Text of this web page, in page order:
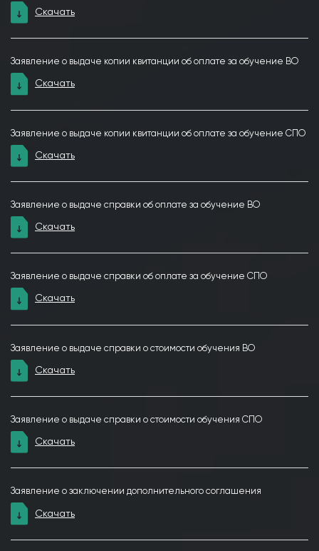
Скачать
Заявление о выдаче копии квитанции об оплате за обучение ВО
Скачать
Заявление о выдаче копии квитанции об оплате за обучение СПО
Скачать
Заявление о выдаче справки об оплате за обучение ВО
Скачать
Заявление о выдаче справки об оплате за обучение СПО
Скачать
Заявление о выдаче справки о стоимости обучения ВО
Скачать
Заявление о выдаче справки о стоимости обучения СПО
Скачать
Заявление о заключении дополнительного соглашения
Скачать